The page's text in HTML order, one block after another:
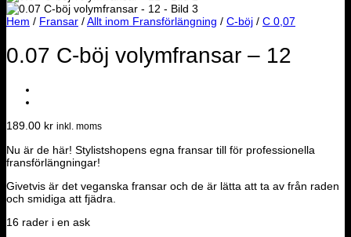
Hem / Fransar /Allt inom Fransförlängning / C-böj / C 0,07
0.07 C-böj volymfransar – 12
189.00 kr inkl. moms
Nu är de här! Stylistshopens egna fransar till för professionella
fransförlängningar!
Givetvis är det veganska fransar och de är lätta att ta av från raden
och smidiga att fjädra.
16 rader i en ask